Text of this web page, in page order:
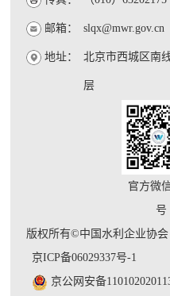
邮箱： slqx@mwr.gov.cn
地址： 北京市西城区南
层
官方微
号
版权所有©中国水利企业协会
京ICP备06029337号-1
京公网安备